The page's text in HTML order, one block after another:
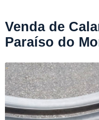
Venda de
Paraíso do